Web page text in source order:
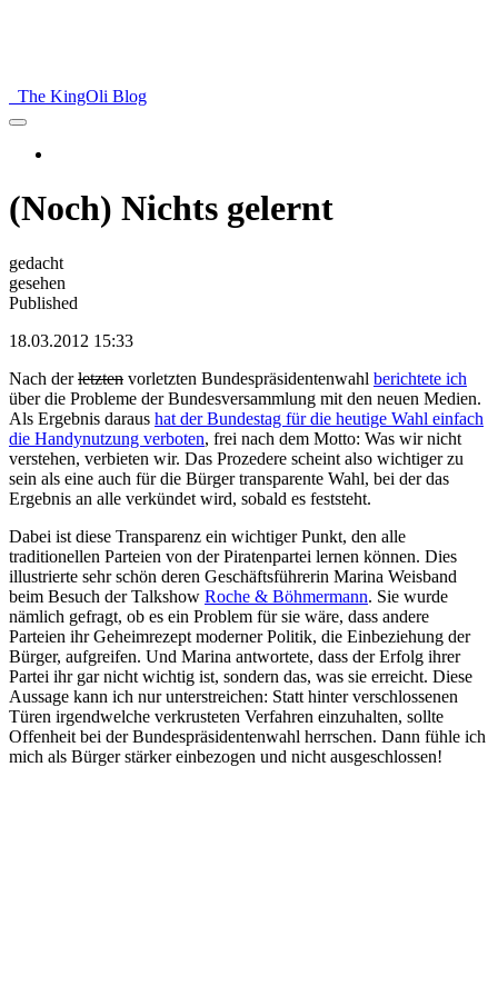
The KingOli Blog
(Noch) Nichts gelernt
gedacht
gesehen
Published
18.03.2012 15:33
Nach derletzten vorletzten Bundespräsidentenwahl berichtete ich
über die Probleme der Bundesversammlung mit den neuen Medien.
Als Ergebnis daraus hat der Bundestag für die heutige Wahl einfach
die Handynutzung verboten, frei nach dem Motto: Was wir nicht
verstehen, verbieten wir. Das Prozedere scheint also wichtiger zu
sein als eine auch für die Bürger transparente Wahl, bei der das
Ergebnis an alle verkündet wird, sobald es feststeht.
Dabei ist diese Transparenz ein wichtiger Punkt, den alle
traditionellen Parteien von der Piratenpartei lernen können. Dies
illustrierte sehr schön deren Geschäftsführerin Marina Weisband
beim Besuch der Talkshow Roche & Böhmermann. Sie wurde
nämlich gefragt, ob es ein Problem für sie wäre, dass andere
Parteien ihr Geheimrezept moderner Politik, die Einbeziehung der
Bürger, aufgreifen. Und Marina antwortete, dass der Erfolg ihrer
Partei ihr gar nicht wichtig ist, sondern das, was sie erreicht. Diese
Aussage kann ich nur unterstreichen: Statt hinter verschlossenen
Türen irgendwelche verkrusteten Verfahren einzuhalten, sollte
Offenheit bei der Bundespräsidentenwahl herrschen. Dann fühle ich
mich als Bürger stärker einbezogen und nicht ausgeschlossen!